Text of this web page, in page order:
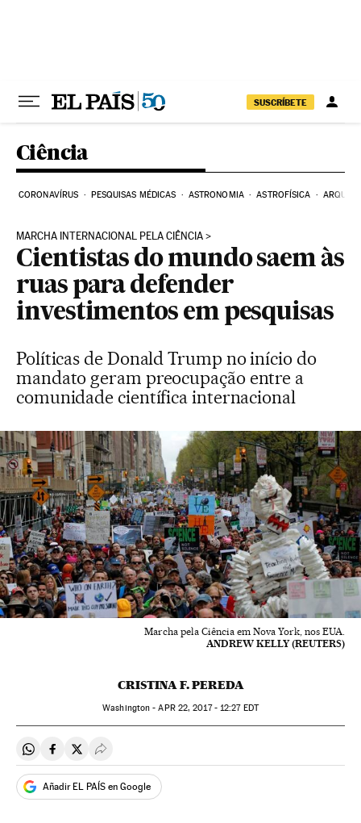
SUSCRÍBETE
Ciência
CORONAVÍRUS PESQUISAS MÉDICAS ASTRONOMIA ASTROFÍSICA
MARCHA INTERNACIONAL PELA CIÊNCIA
Cientistas do mundo saem às
ruas para defender
investimentos em pesquisas
Políticas de Donald Trump no início do
mandato geram preocupação entre a
comunidade científica internacional
Marcha pela Ciência em Nova York, nos EUA.
ANDREW KELLY (REUTERS)
CRISTINA F. PEREDA
Washington -APR22, 2017 - 12:27EDT
Compartir en Whatsapp
Compartir en Facebook
Compartir en Twitter
Desplegar Redes Sociales
Añadir EL PAÍS en Google